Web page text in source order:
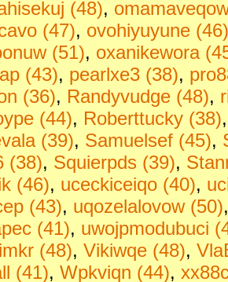
(48),
(47), ovohiyuyune (46)
(51), oxanikewora
(43), pearlxe3 (38),
(36), Randyvudge (48),
(44), Roberttucky (38)
(39), Samuelsef (45),
(38), Squierpds (39),
(46), uceckiceiqo (40),
(43), uqozelalovow (50)
(41), uwojpmodubuci
(48), Vikiwqe (48),
(41), Wpkviqn (44),